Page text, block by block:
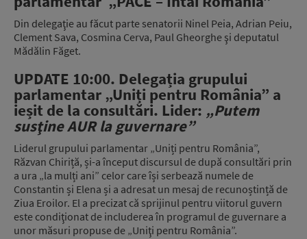
Din delegaţie au făcut parte senatorii Ninel Peia, Adrian Peiu,
Clement Sava, Cosmina Cerva, Paul Gheorghe şi deputatul
Mădălin Făget.
UPDATE 10:00. Delegația grupului
parlamentar „Uniți pentru România” a
ieșit de la consultări. Lider: „Putem
susţine AUR la guvernare”
Liderul grupului parlamentar „Uniți pentru România”,
Răzvan Chiriță, și-a început discursul de după consultări prin
a ura „la mulți ani” celor care își serbează numele de
Constantin și Elena și a adresat un mesaj de recunoștință de
Ziua Eroilor. El a precizat că sprijinul pentru viitorul guvern
este condiţionat de includerea în programul de guvernare a
unor măsuri propuse de „Uniţi pentru România”.